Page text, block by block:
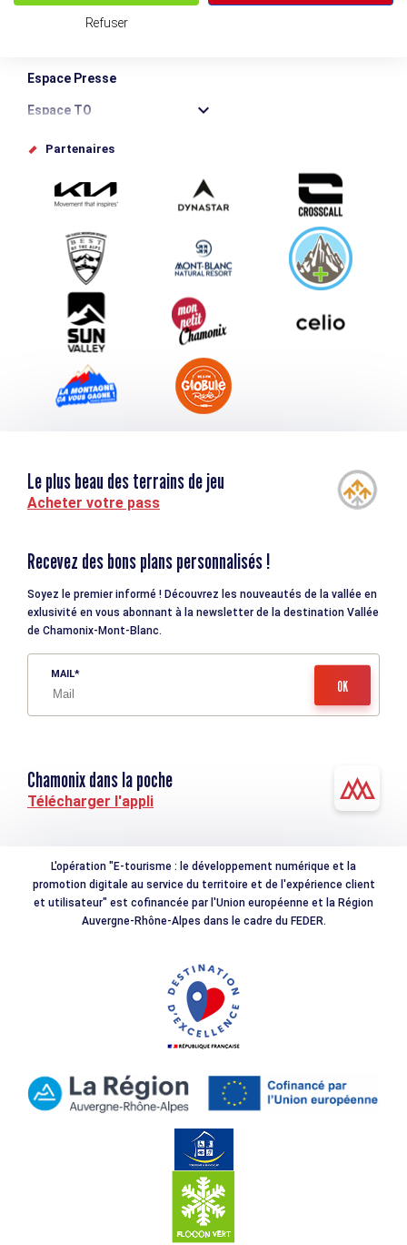
Bureau des congrès
Espace Presse
Espace TO
Offices de tourisme
Proposez votre évènement
Service groupes et séminaires
Téléchargements
Tourisme et handicap
Partenaires
Le plus beau des terrains de jeu
Acheter votre pass
Recevez des bons plans personnalisés !
Soyez le premier informé ! Découvrez les nouveautés de la vallée en
exlusivité en vous abonnant à la newsletter de la destination Vallée
de Chamonix-Mont-Blanc.
MAIL
Chamonix dans la poche
Télécharger l'appli
L'opération "E-tourisme : le développement numérique et la
promotion digitale au service du territoire et de l'expérience client
et utilisateur" est cofinancée par l'Union européenne et la Région
Auvergne-Rhône-Alpes dans le cadre du FEDER.
Refuser